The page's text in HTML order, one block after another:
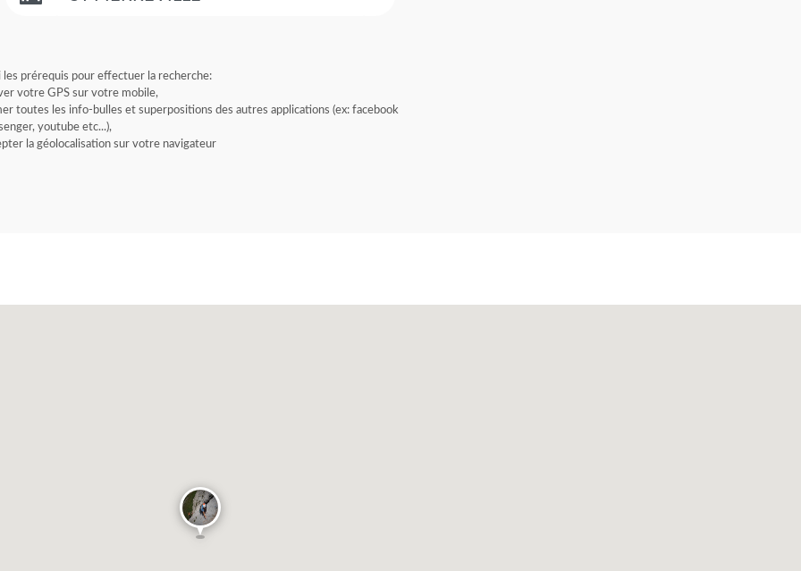
les prérequis pour effectuer la recherche:
votre GPS sur votre mobile,
toutes les info-bulles et superpositions des autres applications (ex: facebook
youtube etc...),
la géolocalisation sur votre navigateur